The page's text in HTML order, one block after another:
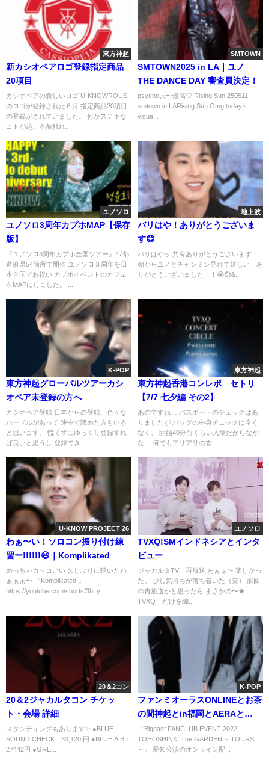
東方神起
新カシオペアロゴ登録指定商品
20項目
カシオペアの新しいロゴ U-KNOWROUS
のロゴが登録された６月 指定商品20項目
の登録がされていました。 何かステキな
コトが起こる前触れ...
SMTOWN
SMTOWN2025 in LA｜ユノ
THE DANCE DAY 審査員決定！
psychoぉ〜最高♡ Rising Sun 250511
smtown in LARising Sun Omg today’s
visua...
ユノソロ
ユノソロ3周年カプホMAP【保存
版】
『ユノソロ3周年カプホ全国ツアー』47都
道府県54箇所で開催 ユノソロ３周年を日
本全国でお祝い カプホイベントのカフェ
をMAPにしました。 ...
地上波
バリはや！ありがとうございま
す😊
バリはやッ 共有ありがとうございます！
朝からユノとチャンミン見れて嬉しい！あ
りがとうございました！！😭💞&...
K-POP
東方神起グローバルツアーカシ
オペア未登録の方へ
カシオペア登録 日本からの登録、色々な
ハードルがあって 途中で諦めた方もいる
と思います。 慌てずにゆっくり登録すれ
ば良いと思うし 登録でき...
東方神起
東方神起香港コンレポ セトリ
【7/7 七夕編 その2】
あのですね… パスポートのチェックはあ
りましたが バッグの中身チェックは全く
なく、 開始40分前くらい入場だからなか
な… 何でもアリアリの香...
U-KNOW PROJECT 26
わぁ〜い！ソロコン振り付け練
習ー!!!!!!😆｜Komplikated
めっちゃカッコいい 久しぶりに聴いたわ
ぁぁぁ〜 『Komplikated 』
https://youtube.com/shorts/3bLy...
ユノソロ
TVXQ!SMインドネシアとインタ
ビュー
ジャカルタTV 再放送 あぁぁ〜 楽しかっ
た。 少し気持ちが落ち着いた（笑） 前回
の再放送かと思ったら まさかの〜★
TVXQ！だけを編...
20＆2コン
20＆2ジャカルタコン チケッ
ト・会場 詳細
スタンディングもあります✨ ●BLUE
SOUND CHECK：33,120 円 ●BLUE A B：
27442円 ●GRE...
K-POP
ファンミオーラスONLINEとお茶
の間神起とin福岡とAERAと…
『Bigeast FANCLUB EVENT 2022
TOHOSHINKI The GARDEN ～TOURS
～』 愛知公演のオンライン配...